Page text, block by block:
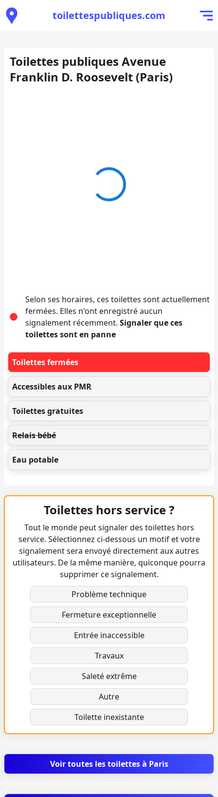
toilettespubliques.com
Toilettes publiques Avenue
Franklin D. Roosevelt (Paris)
Selon ses horaires, ces toilettes sont actuellement
fermées. Elles n'ont enregistré aucun
signalement récemment. Signaler que ces
toilettes sont en panne
Toilettes fermées
Accessibles aux PMR
Toilettes gratuites
Relais bébé
Eau potable
Toilettes hors service ?
Tout le monde peut signaler des toilettes hors
service. Sélectionnez ci-dessous un motif et votre
signalement sera envoyé directement aux autres
utilisateurs. De la même manière, quiconque pourra
supprimer ce signalement.
Problème technique
Fermeture exceptionnelle
Entrée inaccessible
Travaux
Saleté extrême
Autre
Toilette inexistante
Voir toutes les toilettes à Paris